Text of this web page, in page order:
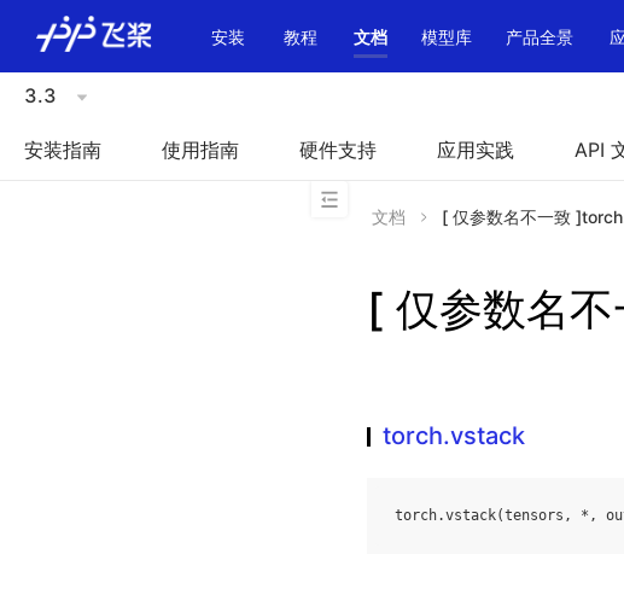
安装 教程 文档 模型库 产品全景
3.3
安装指南 使用指南 硬件支持 应用实践 API
文档 [ 仅参数名不一致
[ 仅参数名
torch.vstack
torch.vstack(tensors , * ,